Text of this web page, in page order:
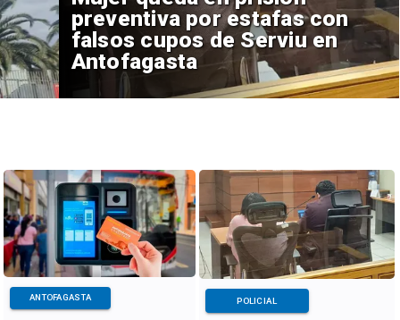
preventiva por estafas con
falsos cupos de Serviu en
Antofagasta
ANTOFAGASTA POLICIAL